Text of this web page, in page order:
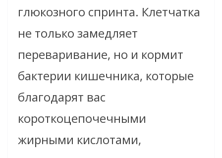
глюкозного спринта. Клетчатка
не только замедляет
переваривание, но и кормит
бактерии кишечника, которые
благодарят вас
короткоцепочечными
жирными кислотами,